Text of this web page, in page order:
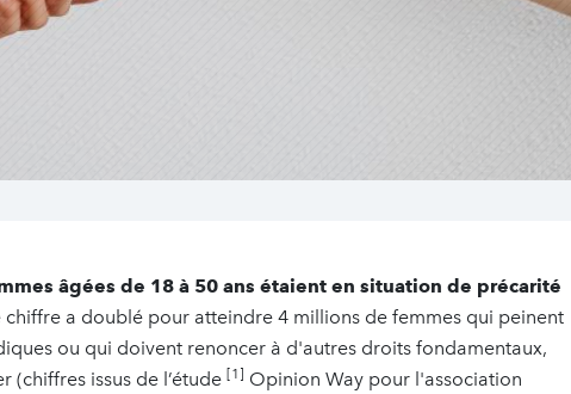
âgées de 18 à 50 ans étaient en situation de précarité
chiffre a doublé pour atteindre 4 millions de femmes qui peinent
ou qui doivent renoncer à d'autres droits fondamentaux,
(chiffres issus de l’étude [1] Opinion Way pour l'association